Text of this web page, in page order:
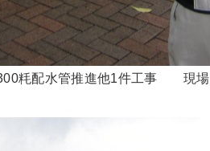
300粍配水管推進他1件工事 現場